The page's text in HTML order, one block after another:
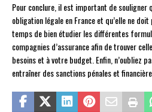
Pour conclure, il est important de souligner
obligation légale en France et qu’elle ne
temps de bien étudier les différentes
compagnies d’assurance afin de trouver
besoins et à votre budget. Enfin, n’oubliez
entraîner des sanctions pénales et